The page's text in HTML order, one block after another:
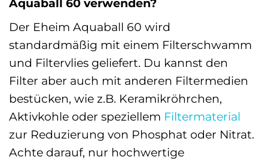
Aquaball 60 verwenden?
Der Eheim Aquaball 60 wird
standardmäßig mit einem Filterschwamm
und Filtervlies geliefert. Du kannst den
Filter aber auch mit anderen Filtermedien
bestücken, wie z.B. Keramikröhrchen,
Aktivkohle oder speziellem Filtermaterial
zur Reduzierung von Phosphat oder Nitrat.
Achte darauf, nur hochwertige